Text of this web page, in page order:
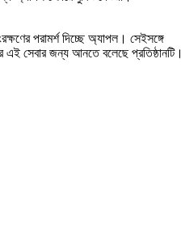
পরামর্শ দিচ্ছে অ্যাপল। সেইসঙ্গে
সেবার জন্য আনতে বলেছে প্রতিষ্ঠানটি।